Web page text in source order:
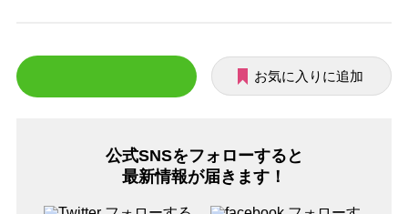
お気に入りに追加
公式SNSをフォローすると
最新情報が届きます！